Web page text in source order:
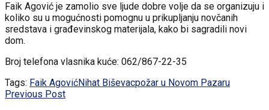
Faik Agović je zamolio sve ljude dobre volje da se organizuju i
koliko su u mogućnosti pomognu u prikupljanju novčanih
sredstava i građevinskog materijala, kako bi sagradili novi
dom.
Broj telefona vlasnika kuće: 062/867-22-35
Tags: Faik AgovićNihat Biševacpožar u Novom Pazaru
Previous Post